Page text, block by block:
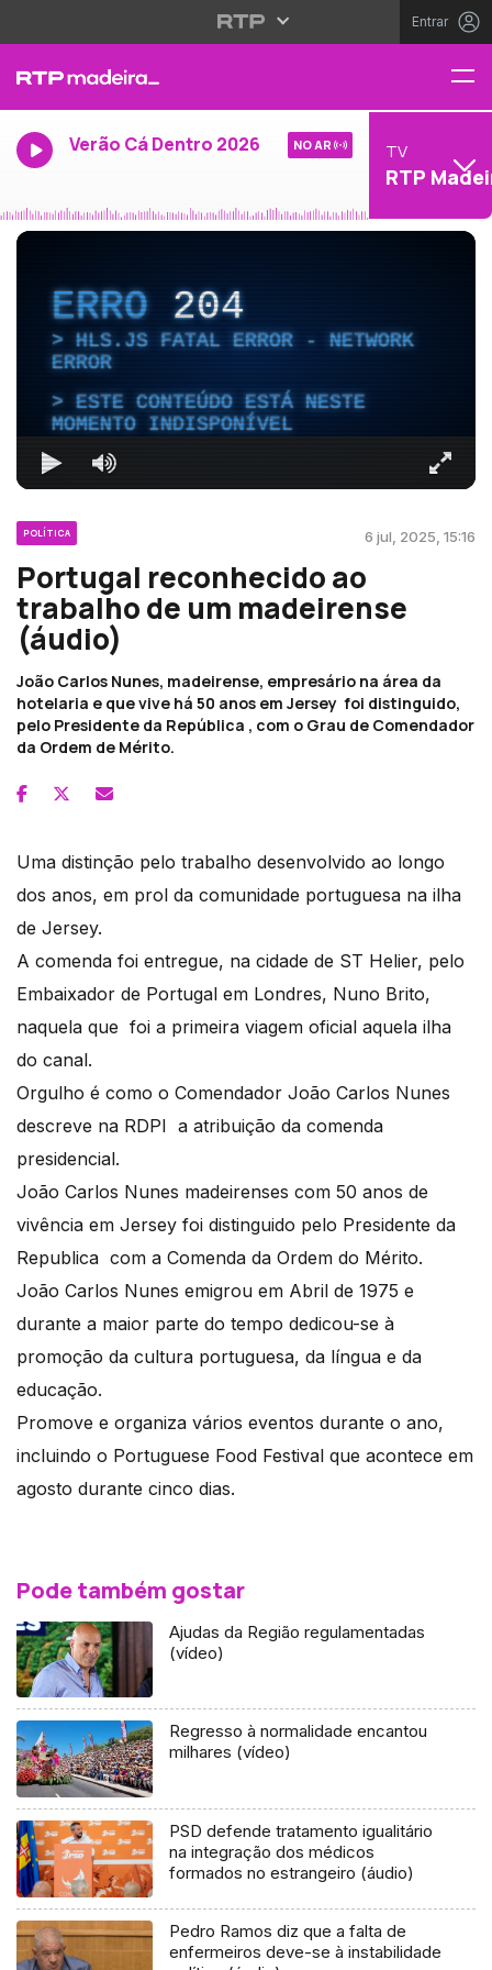
Entrar
Verão Cá Dentro 2026 NO AR TV
RTP
ERRO204
HLS.JS FATAL ERROR - NETWORK
ERROR
ESTE CONTEÚDO ESTÁ NESTE
MOMENTO INDISPONÍVEL
POLÍTICA 6 jul, 2025, 15:16
Portugal reconhecido ao
trabalho de um madeirense
(áudio)
João Carlos Nunes, madeirense, empresário na área da
hotelaria e que vive há 50 anos em Jersey foi distinguido,
pelo Presidente da República , com o Grau de Comendador
da Ordem de Mérito.
Uma distinção pelo trabalho desenvolvido ao longo
dos anos, em prol da comunidade portuguesa na ilha
de Jersey.
A comenda foi entregue, na cidade de ST Helier, pelo
Embaixador de Portugal em Londres, Nuno Brito,
naquela que foi a primeira viagem oficial aquela ilha
do canal.
Orgulho é como o Comendador João Carlos Nunes
descreve na RDPI a atribuição da comenda
presidencial.
João Carlos Nunes madeirenses com 50 anos de
vivência em Jersey foi distinguido pelo Presidente da
Republica com a Comenda da Ordem do Mérito.
João Carlos Nunes emigrou em Abril de 1975 e
durante a maior parte do tempo dedicou-se à
promoção da cultura portuguesa, da língua e da
educação.
Promove e organiza vários eventos durante o ano,
incluindo o Portuguese Food Festival que acontece em
agosto durante cinco dias.
Pode também gostar
Ajudas da Região regulamentadas
(vídeo)
Regresso à normalidade encantou
milhares (vídeo)
PSD defende tratamento igualitário
na integração dos médicos
formados no estrangeiro (áudio)
Pedro Ramos diz que a falta de
enfermeiros deve-se à instabilidade